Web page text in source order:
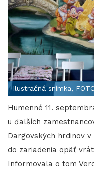
Ilustračná snímka,
Humenné 11.
u ďalších
Dargovských hrdinov
do zariadenia opäť
Informovala o tom